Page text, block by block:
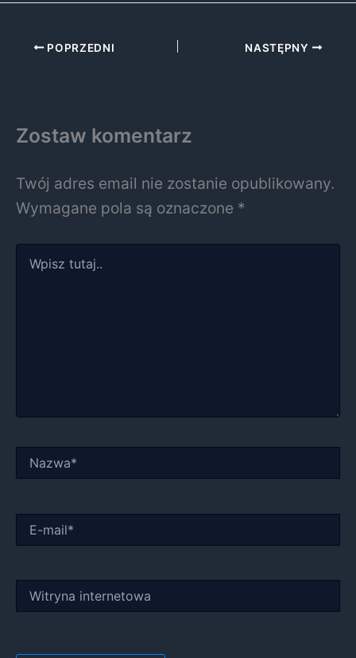
POPRZEDNI NASTĘPNY
Zostaw komentarz
Twój adres email nie zostanie opublikowany.
Wymagane pola są oznaczone *
tutaj..
mail*
internetowa